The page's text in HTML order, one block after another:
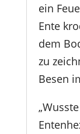
ein
Ente
dem
zu
Besen